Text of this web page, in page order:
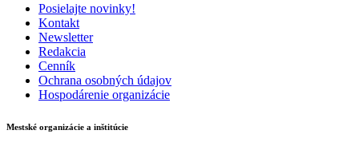
Posielajte novinky!
Kontakt
Newsletter
Redakcia
Cenník
Ochrana osobných údajov
Hospodárenie organizácie
Mestské organizácie a inštitúcie